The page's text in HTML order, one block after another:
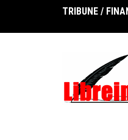
content
UNION